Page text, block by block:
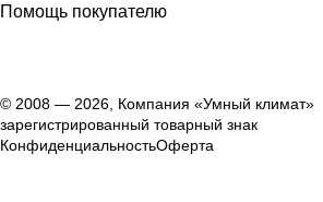
Помощь покупателю
© 2008 — 2026, Компания «Умный климат»
зарегистрированный товарный знак
КонфиденциальностьОферта